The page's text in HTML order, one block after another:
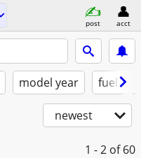
post acct
model year fuel
newest
1 - 2 of 60